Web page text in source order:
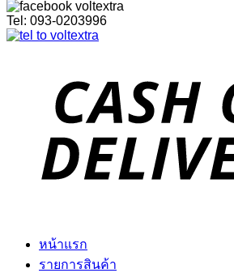
Tel: 093-0203996
หน้าแรก
รายการสินค้า